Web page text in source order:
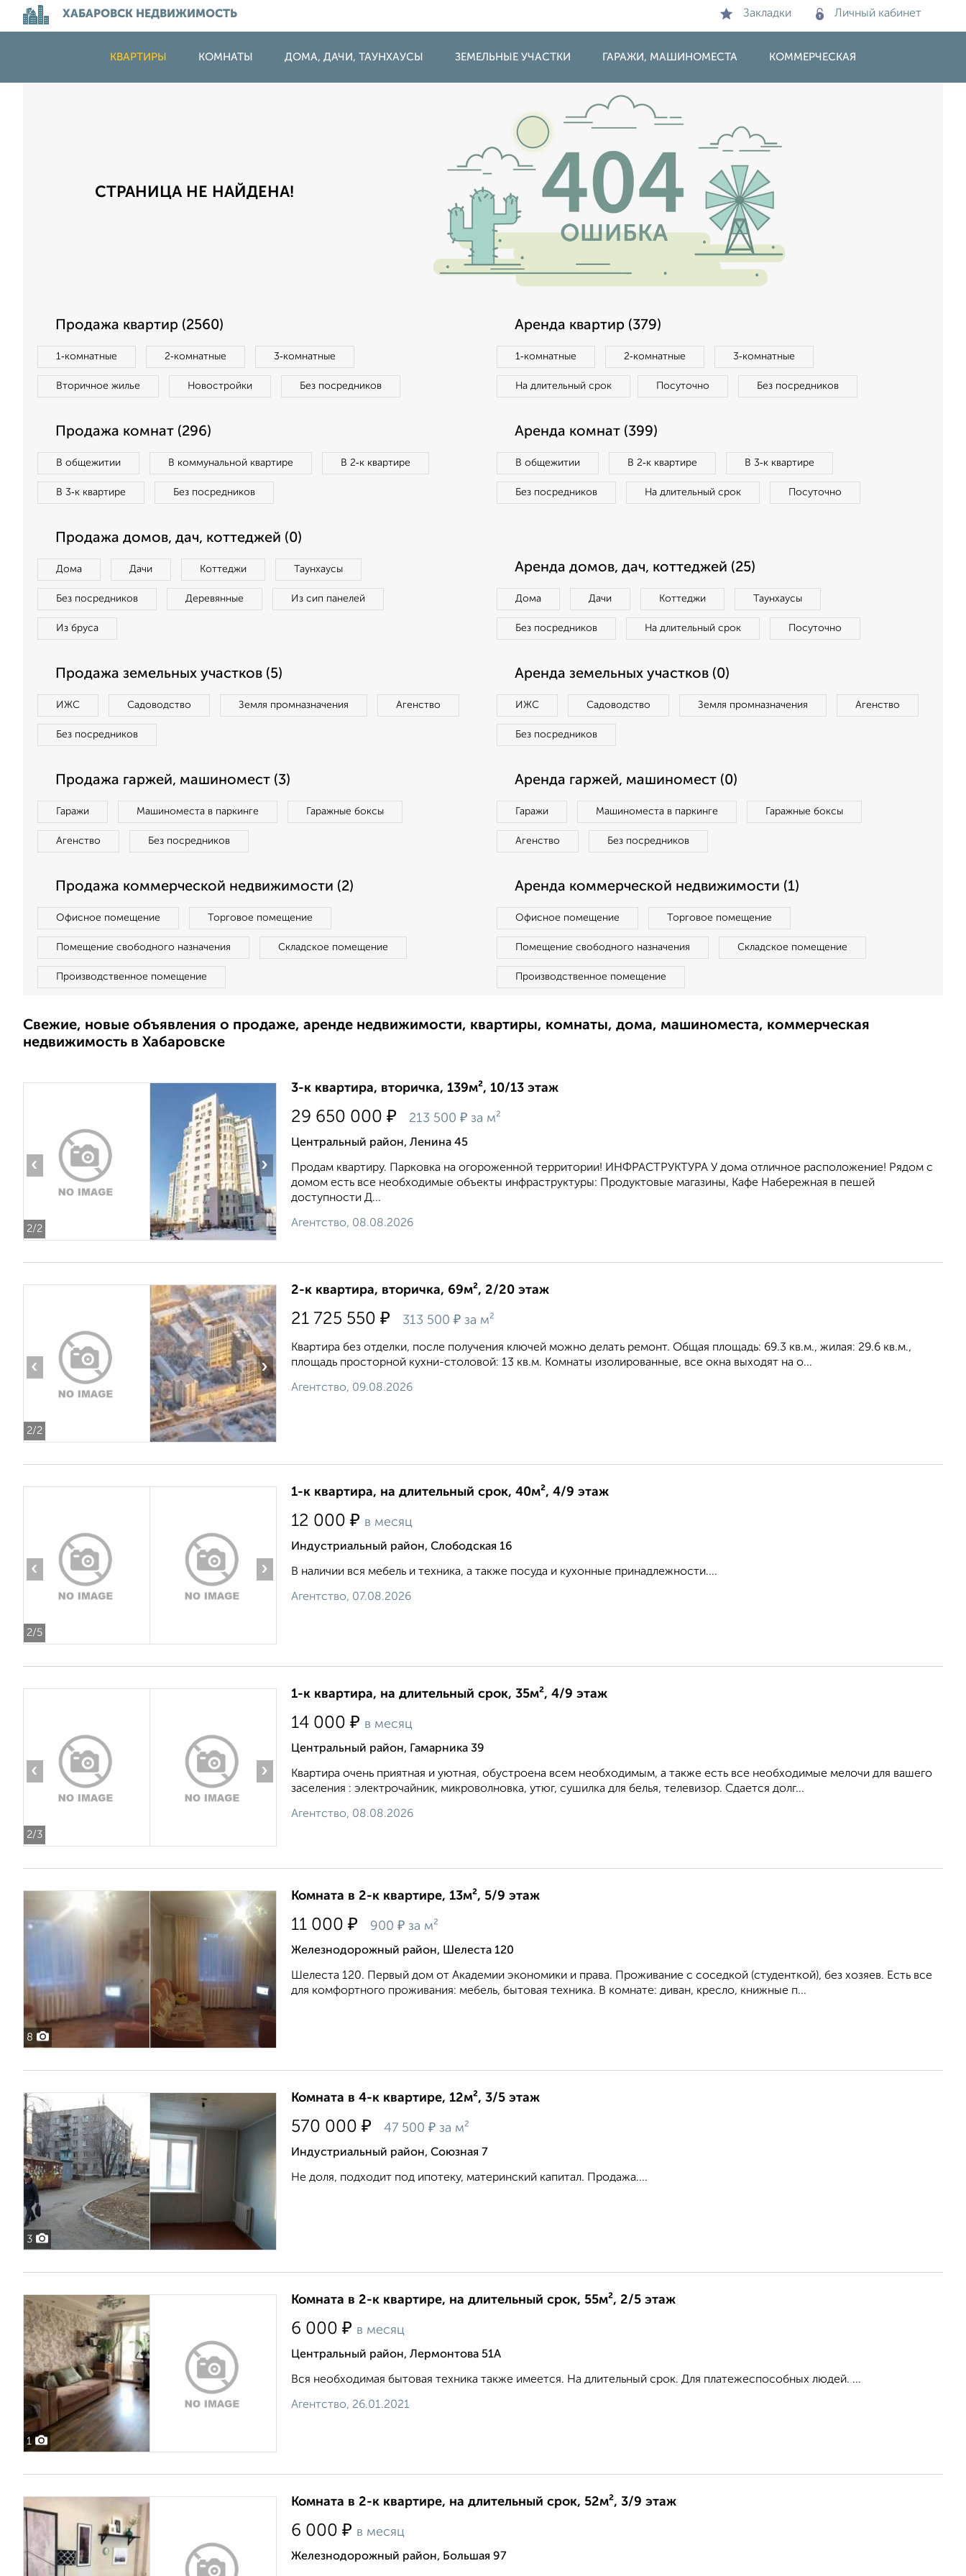
ХАБАРОВСК НЕДВИЖИМОСТЬ Закладки Личный кабинет
КВАРТИРЫ КОМНАТЫ ДОМА, ДАЧИ, ТАУНХАУСЫ ЗЕМЕЛЬНЫЕ УЧАСТКИ ГАРАЖИ, МАШИНОМЕСТА КОММЕРЧЕСКАЯ
СТРАНИЦА НЕ НАЙДЕНА!
Продажа квартир (2560)
1‑комнатные 2‑комнатные 3‑комнатные
Вторичное жилье Новостройки Без посредников
Аренда квартир (379)
1‑комнатные 2‑комнатные 3‑комнатные
На длительный срок Посуточно Без посредников
Продажа комнат (296)
В общежитии В коммунальной квартире В 2‑к квартире
В 3‑к квартире Без посредников
Аренда комнат (399)
В общежитии В 2‑к квартире В 3‑к квартире
Без посредников На длительный срок Посуточно
Продажа домов, дач, коттеджей (0)
Дома Дачи Коттеджи Таунхаусы
Без посредников Деревянные Из сип панелей
Из бруса
Аренда домов, дач, коттеджей (25)
Дома Дачи Коттеджи Таунхаусы
Без посредников На длительный срок Посуточно
Продажа земельных участков (5)
ИЖС Садоводство Земля промназначения Агенство
Без посредников
Аренда земельных участков (0)
ИЖС Садоводство Земля промназначения Агенство
Без посредников
Продажа гаржей, машиномест (3)
Гаражи Машиноместа в паркинге Гаражные боксы
Агенство Без посредников
Аренда гаржей, машиномест (0)
Гаражи Машиноместа в паркинге Гаражные боксы
Агенство Без посредников
Продажа коммерческой недвижимости (2)
Офисное помещение Торговое помещение
Помещение свободного назначения Складское помещение
Производственное помещение
Аренда коммерческой недвижимости (1)
Офисное помещение Торговое помещение
Помещение свободного назначения Складское помещение
Производственное помещение
Свежие, новые объявления о продаже, аренде недвижимости, квартиры, комнаты, дома, машиноместа, коммерческая
недвижимость в Хабаровске
2/2
‹ ›
3-к квартира, вторичка, 139м², 10/13 этаж
29 650 000 ₽ 213 500 ₽ за м²
Центральный район, Ленина 45
Продам квартиру. Парковка на огороженной территории! ИНФРАСТРУКТУРА У дома отличное расположение! Рядом с
домом есть все необходимые объекты инфраструктуры: Продуктовые магазины, Кафе Набережная в пешей
доступности Д...
Агентство, 08.08.2026
2/2
‹ ›
2-к квартира, вторичка, 69м², 2/20 этаж
21 725 550 ₽ 313 500 ₽ за м²
Квартира без отделки, после получения ключей можно делать ремонт. Общая площадь: 69.3 кв.м., жилая: 29.6 кв.м.,
площадь просторной кухни-столовой: 13 кв.м. Комнаты изолированные, все окна выходят на о...
Агентство, 09.08.2026
2/5
‹ ›
1-к квартира, на длительный срок, 40м², 4/9 этаж
12 000 ₽ в месяц
Индустриальный район, Слободская 16
В наличии вся мебель и техника, а также посуда и кухонные принадлежности....
Агентство, 07.08.2026
2/3
‹ ›
1-к квартира, на длительный срок, 35м², 4/9 этаж
14 000 ₽ в месяц
Центральный район, Гамарника 39
Квартира очень приятная и уютная, обустроена всем необходимым, а также есть все необходимые мелочи для вашего
заселения : электрочайник, микроволновка, утюг, сушилка для белья, телевизор. Сдается долг...
Агентство, 08.08.2026
8
Комната в 2-к квартире, 13м², 5/9 этаж
11 000 ₽ 900 ₽ за м²
Железнодорожный район, Шелеста 120
Шелеста 120. Первый дом от Академии экономики и права. Проживание с соседкой (студенткой), без хозяев. Есть все
для комфортного проживания: мебель, бытовая техника. В комнате: диван, кресло, книжные п...
3
Комната в 4-к квартире, 12м², 3/5 этаж
570 000 ₽ 47 500 ₽ за м²
Индустриальный район, Союзная 7
Не доля, подходит под ипотеку, материнский капитал. Продажа....
1
Комната в 2-к квартире, на длительный срок, 55м², 2/5 этаж
6 000 ₽ в месяц
Центральный район, Лермонтова 51А
Вся необходимая бытовая техника также имеется. На длительный срок. Для платежеспособных людей. ...
Агентство, 26.01.2021
Комната в 2-к квартире, на длительный срок, 52м², 3/9 этаж
6 000 ₽ в месяц
Железнодорожный район, Большая 97